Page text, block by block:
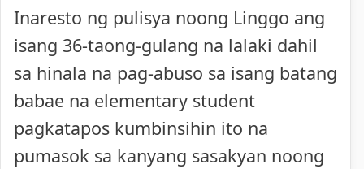
Inaresto ng pulisya noong Linggo ang
isang 36-taong-gulang na lalaki dahil
sa hinala na pag-abuso sa isang batang
babae na elementary student
pagkatapos kumbinsihin ito na
pumasok sa kanyang sasakyan noong